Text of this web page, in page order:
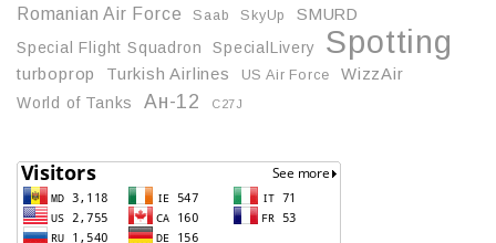
Romanian Air Force Saab SkyUp
SMURD
Special Flight Squadron
SpecialLivery Spotting
turboprop Turkish Airlines US Air Force
WizzAir
World of Tanks
Ан-12 С27J